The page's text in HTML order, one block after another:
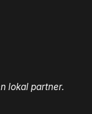
lokal partner.